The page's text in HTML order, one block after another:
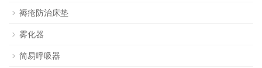
褥疮防治床垫
雾化器
简易呼吸器